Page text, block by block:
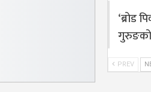
‘ब्रोड
PREV